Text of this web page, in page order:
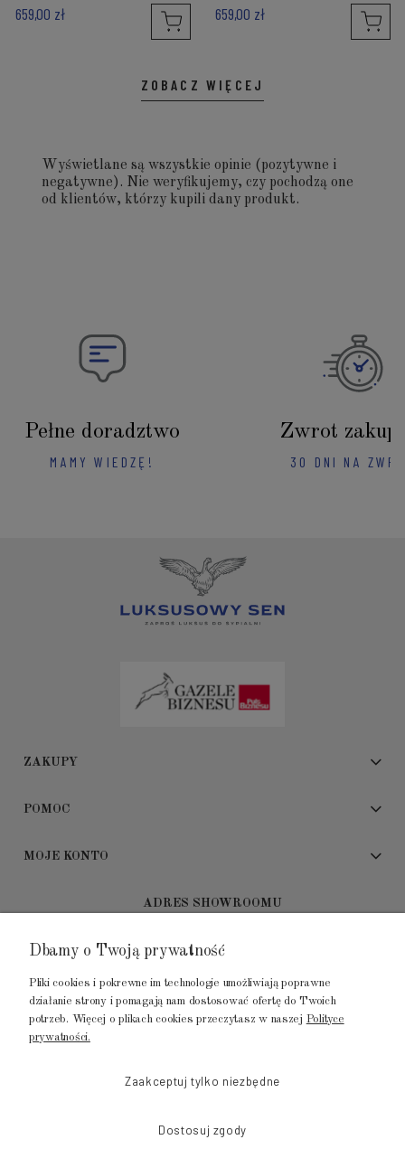
659,00 zł 659,00 zł
ZOBACZ WIĘCEJ
Wyświetlane są wszystkie opinie (pozytywne i
negatywne). Nie weryfikujemy, czy pochodzą one
od klientów, którzy kupili dany produkt.
Pełne doradztwo
MAMY WIEDZĘ!
Zwrot
30 DNI NA
ZAKUPY
POMOC
MOJE KONTO
ADRES SHOWROOMU
GALERIA METROPOLIA
80-452 Gdańsk
Dbamy o Twoją prywatność
Pliki cookies i pokrewne im technologie umożliwiają poprawne
działanie strony i pomagają nam dostosować ofertę do Twoich
potrzeb. Więcej o plikach cookies przeczytasz w naszej Polityce
prywatności.
Zaakceptuj tylko niezbędne
Dostosuj zgody